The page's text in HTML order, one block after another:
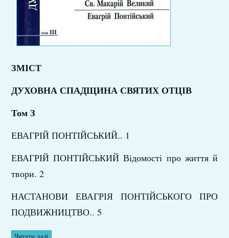
ЗМІСТ
ДУХОВНА СПАДЩИНА СВЯТИХ ОТЦІВ
Том З
ЕВАГРІЙ ПОНТІЙСЬКИЙ.. 1
ЕВАГРІЙ ПОНТІЙСЬКИЙ Відомості про життя й
твори. 2
НАСТАНОВИ ЕВАГРІЯ ПОНТІЙСЬКОГО ПРО
ПОДВИЖНИЦТВО.. 5
Читати далі